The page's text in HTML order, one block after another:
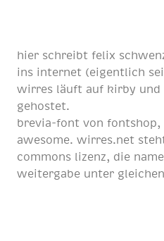
hier schreibt felix
ins internet (eigentlich
wirres läuft auf kirby und
gehostet.
brevia-font von fontshop,
awesome. wirres.net
commons lizenz, die
weitergabe unter